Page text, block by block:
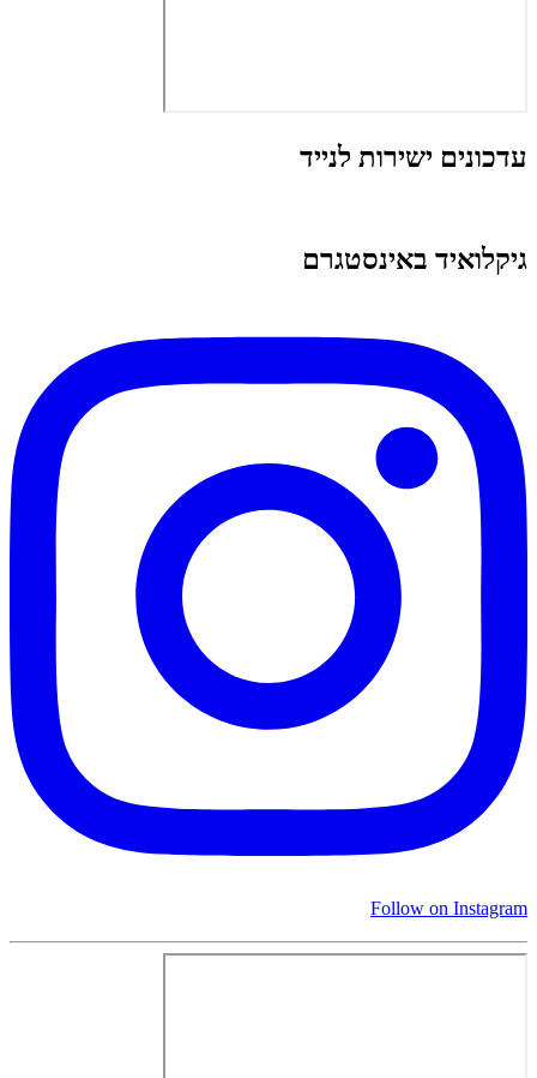
עדכונים ישירות לנייד
גיקלואיד באינסטגרם
Follow on Instagram